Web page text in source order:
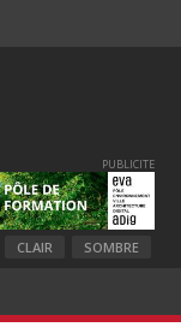
PUBLICITE
CLAIR SOMBRE